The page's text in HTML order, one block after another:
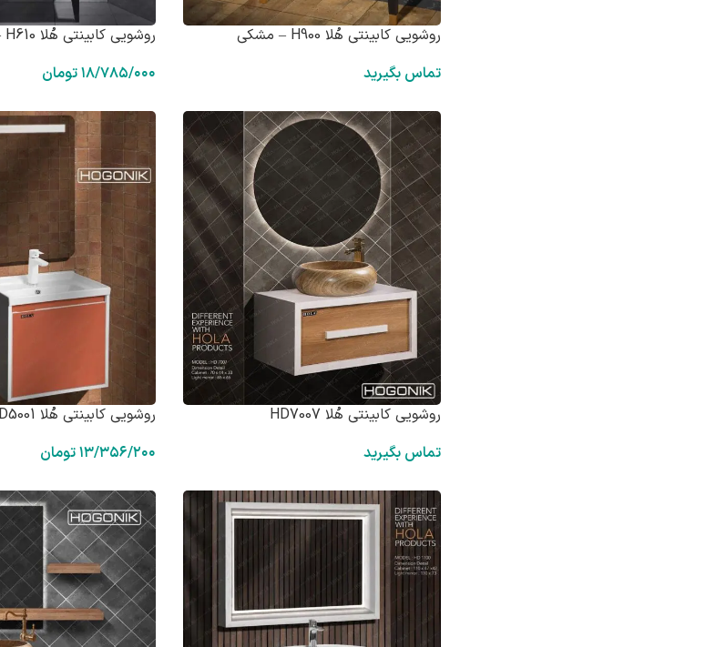
روشویی کابینتی هُلا H900 – مشکی
تماس بگیرید
روشویی کابینتی هُلا H610 – مشکی زرد
۱۸/۷۸۵/۰۰۰تومان
روشویی کابینتی هُلا HD7007
تماس بگیرید
روشویی کابینتی هُلا HD5001 آجری
۱۳/۳۵۶/۲۰۰تومان